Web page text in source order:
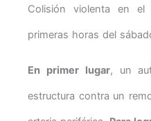
Colisión violenta en
primeras horas del
En primer lugar, un
estructura contra un